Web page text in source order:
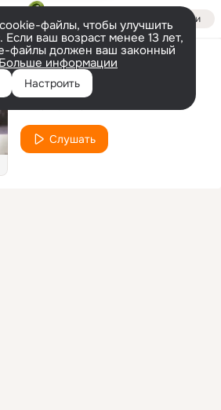
Войти
файлы, чтобы улучшить
Если ваш возраст менее 13 лет,
файлы должен ваш законный
Больше информации
Настроить
цветочек
Слушать